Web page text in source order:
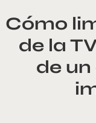
Cómo
de la
de